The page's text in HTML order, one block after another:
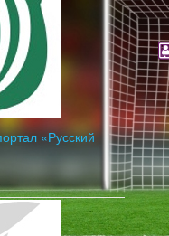
«Русский